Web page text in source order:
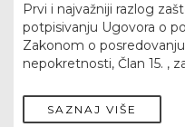
Prvi i najvažniji razlog
potpisivanju Ugovora o
Zakonom o
nepokretnosti, Član 15. ,
SAZNAJ VIŠE